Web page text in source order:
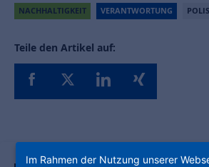
NACHHALTIGKEIT VERANTWORTUNG
Teile den Artikel auf:
Im Rahmen der Nutzung unserer